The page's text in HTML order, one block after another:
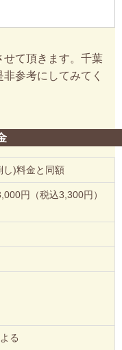
せて頂きます。千葉
参考にしてみてく
し)料金と同額
円（税込3,300円）
る